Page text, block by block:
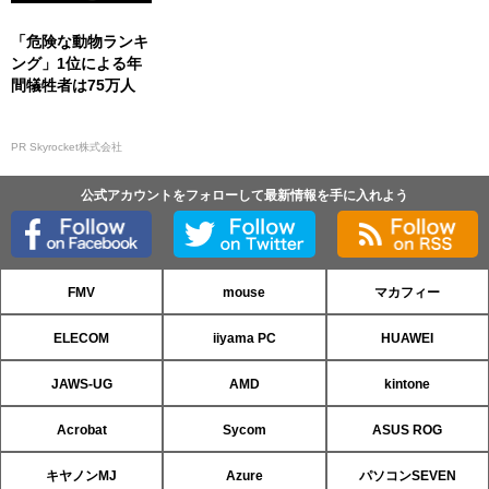
「危険な動物ランキ
ング」1位による年
間犠牲者は75万人
PR Skyrocket株式会社
公式アカウントをフォローして最新情報を手に入れよう
FMV mouse マカフィー
ELECOM iiyama PC HUAWEI
JAWS-UG AMD kintone
Acrobat Sycom ASUS ROG
キヤノンMJ Azure パソコンSEVEN